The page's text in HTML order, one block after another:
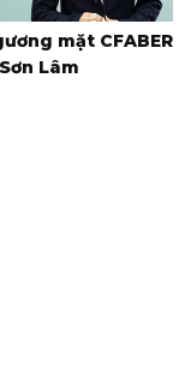
mặt CFABER
Lâm